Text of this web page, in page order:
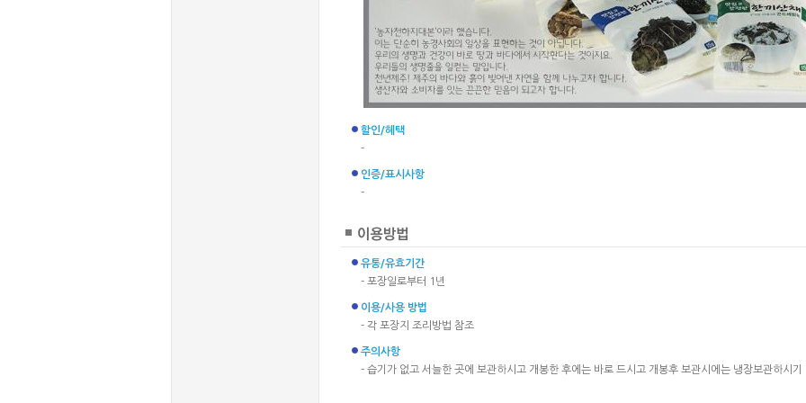
할인/혜택
-
인증/표시사항
-
유통/유효기간
- 포장일로부터 1년
이용/사용 방법
- 각 포장지 조리방법 참조
주의사항
- 습기가 없고 서늘한 곳에 보관하시고 개봉한 후에는 바로 드시고 개봉후 보관시에는 냉장보관하시기